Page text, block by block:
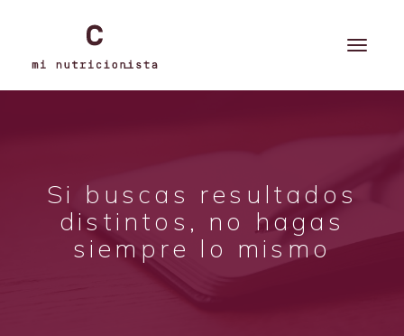
Si buscas resultados
distintos, no hagas
siempre lo mismo